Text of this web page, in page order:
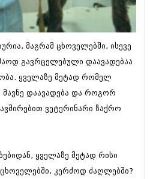
მაგრამ ცხოველებში, ისევე
გავრცელებული დაავადებაა
ყველაზე მეტად რომელ
მავნე დაავადება და როგორ
ვეტერინარი ზაქრო
ყველაზე მეტად რისი
კერძოდ ძაღლებში?